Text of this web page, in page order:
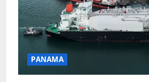
PANAMA